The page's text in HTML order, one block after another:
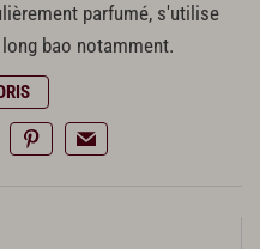
parfumé, s'utilise
bao notamment.